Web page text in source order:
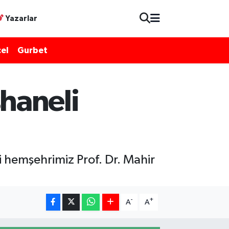
Yazarlar
Gurbet
hemşehrimiz Prof. Dr. Mahir
A- A+